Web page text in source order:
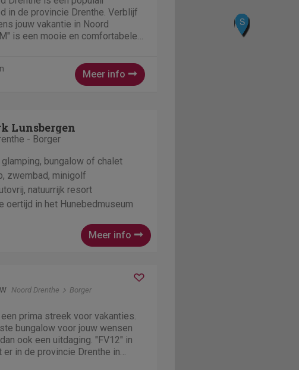
in de provincie Drenthe. Verblijf
jouw vakantie in Noord
is een mooie en comfortabele
Meer info
Meer info
Lunsbergen
- Borger
bungalow of chalet
zwembad, minigolf
natuurrijk resort
oertijd in het Hunebedmuseum
Noord Drenthe Borger
prima streek voor vakanties.
bungalow voor jouw wensen
ook een uitdaging. "FV12" in
er in de provincie Drenthe in
C
D
F
G
I
J
K
L
R
S